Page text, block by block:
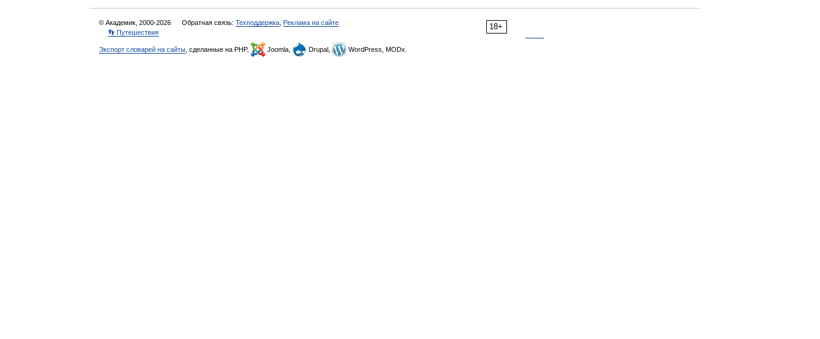
18+
© Академик, 2000-2026 Обратная связь: Техподдержка Реклама на сайте
👣 Путешествия
Экспорт словарей на сайты , сделанные на PHP, Joomla, Drupal, WordPress, MODx.